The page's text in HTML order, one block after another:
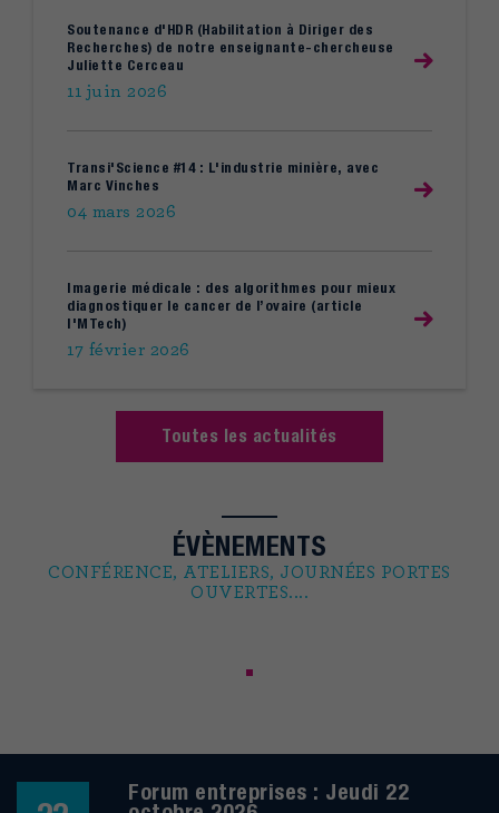
Soutenance d'HDR (Habilitation à Diriger des
Recherches) de notre enseignante-chercheuse
Juliette Cerceau
11 juin 2026
Transi'Science #14 : L'industrie minière, avec
Marc Vinches
04 mars 2026
Imagerie médicale : des algorithmes pour mieux
diagnostiquer le cancer de l’ovaire (article
I'MTech)
17 février 2026
Toutes les actualités
ÉVÈNEMENTS
CONFÉRENCE, ATELIERS, JOURNÉES PORTES
OUVERTES....
Forum entreprises : Jeudi 22